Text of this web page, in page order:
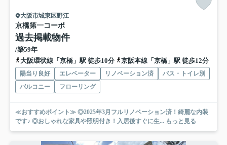
大阪市城東区野江
京橋第一コーポ
過去掲載物件
/築59年
大阪環状線「京橋」駅 徒歩10分
京阪本線「京橋」駅 徒歩12分
陽当り良好 エレベーター リノベーション済
バス・トイレ別
バルコニー
フローリング
≪おすすめポイント≫ ◎2025年3月フルリノベーション済！綺麗な内装
です♪ ◎おしゃれな家具や照明付き！入居後すぐに生... もっと見る